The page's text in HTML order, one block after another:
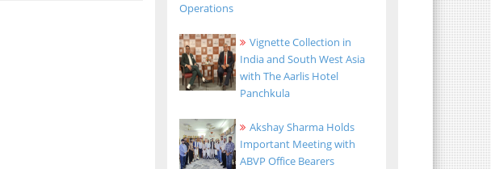
Operations
Vignette Collection in
India and South West Asia
with The Aarlis Hotel
Panchkula
Akshay Sharma Holds
Important Meeting with
ABVP Office Bearers